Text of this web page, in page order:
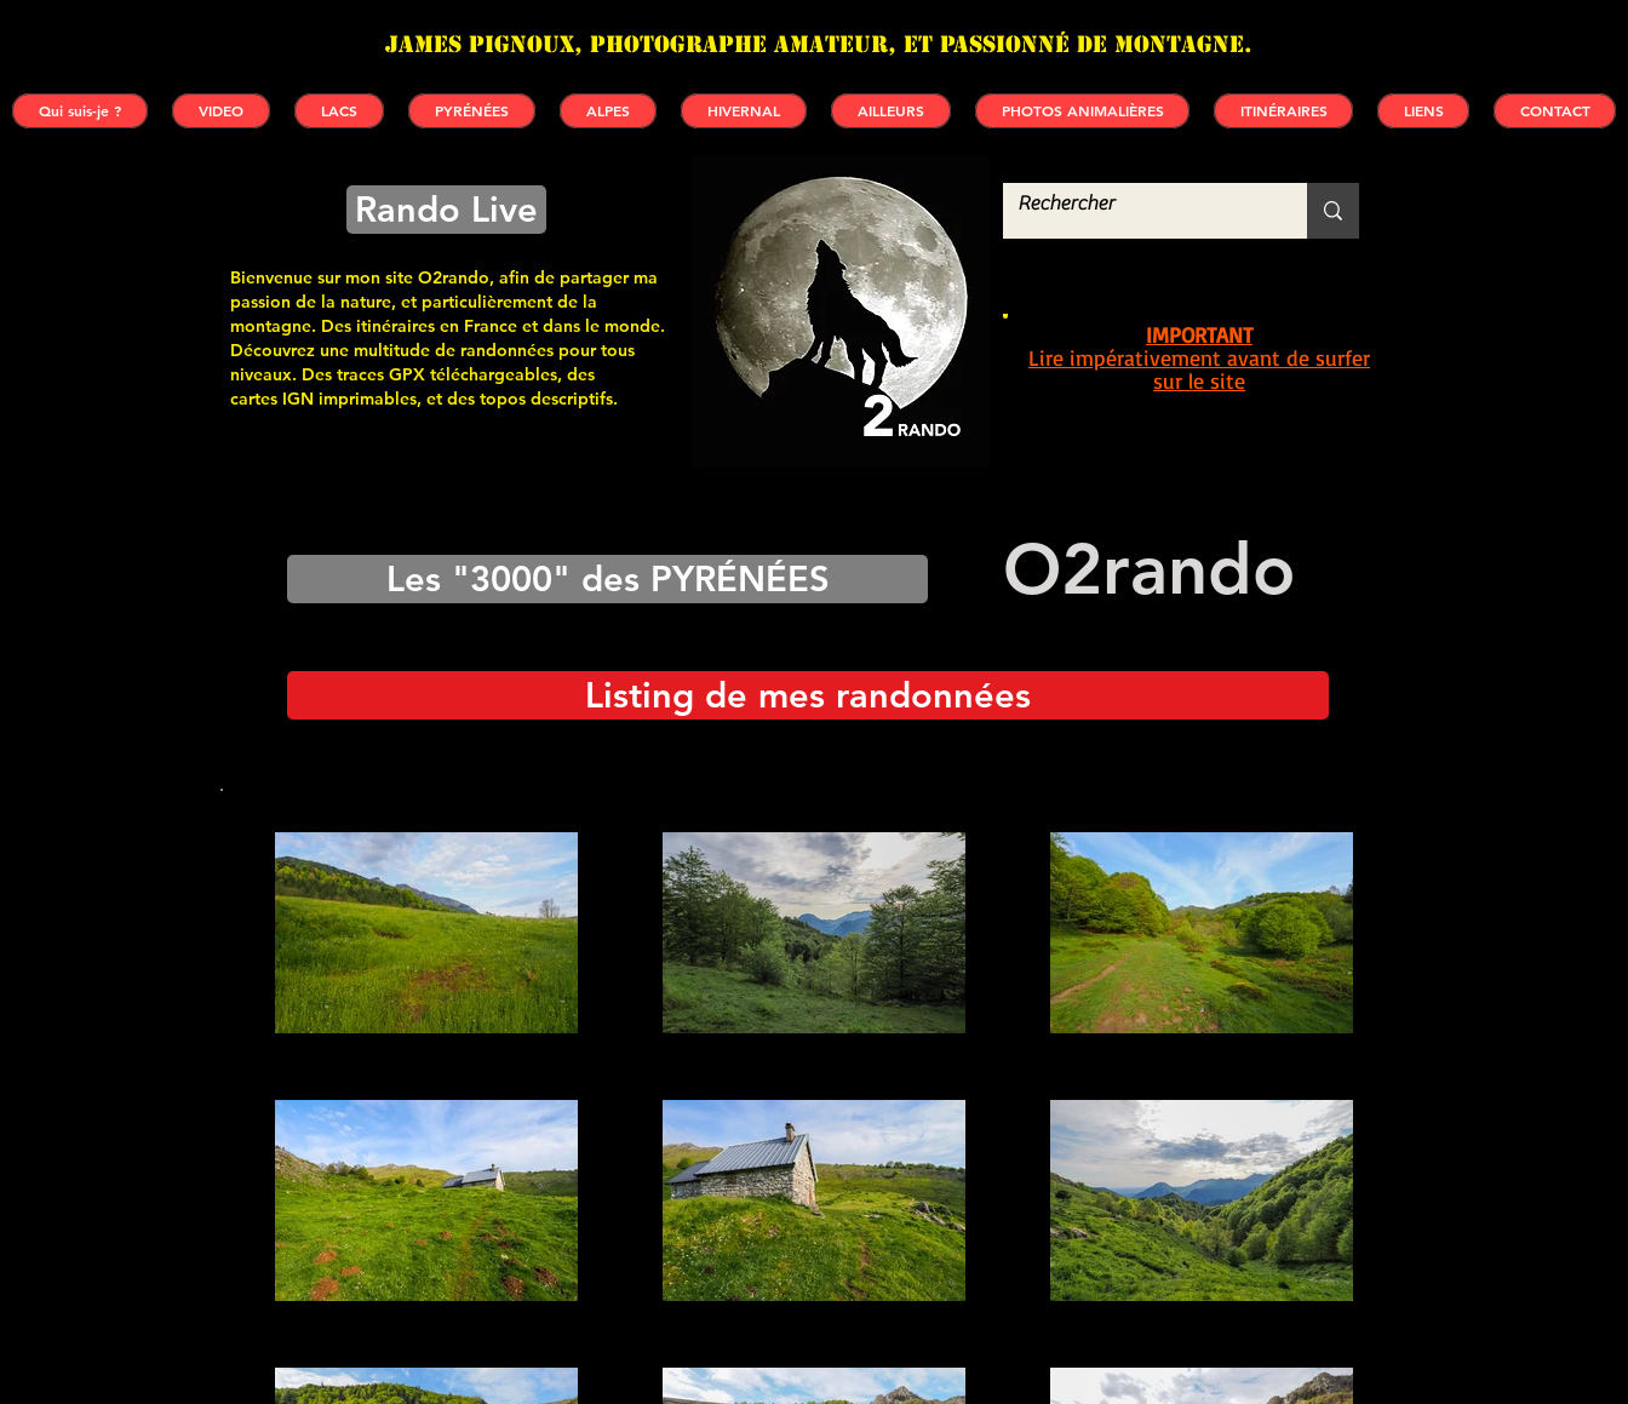
James PIGNOUX, photographe amateur, et passionné de montagne.
Qui suis-je ? VIDEO LACS PYRÉNÉES ALPES HIVERNAL AILLEURS PHOTOS ANIMALIÈRES ITINÉRAIRES LIENS CONTACT
Rando Live
Bienvenue sur mon site O2rando, afin de partager ma
passion de la nature, et particulièrement de la
montagne. Des itinéraires en France et dans le monde.
Découvrez une multitude de randonnées pour tous
niveaux. Des traces GPX téléchargeables, des
cartes IGN imprimables, et des topos descriptifs.
IMPORTANT
Lire impérativement avant de surfer
sur le site
Les "3000" des PYRÉNÉES O2rando
Listing de mes randonnées